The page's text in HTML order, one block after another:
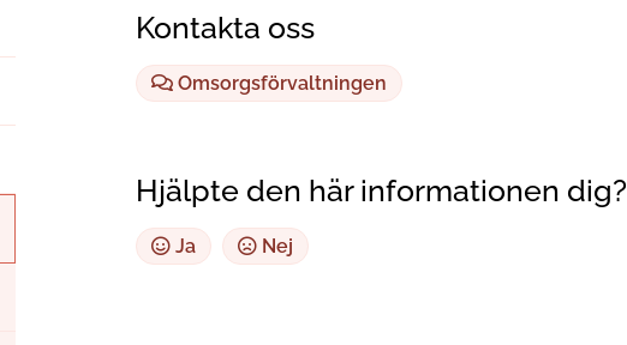
Kontakta oss
Omsorgsförvaltningen
Hjälpte den här informationen dig?
Ja Nej